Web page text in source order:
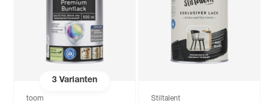
3Varianten
toom Stiltalent